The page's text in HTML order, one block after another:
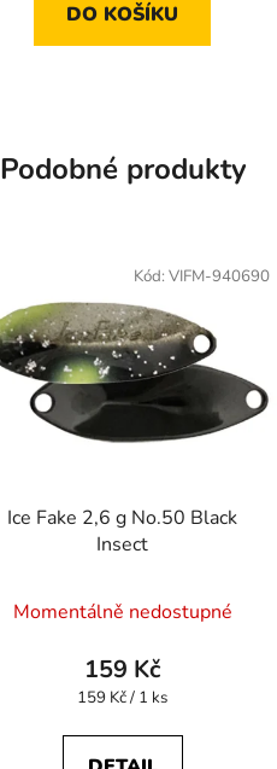
DO KOŠÍKU
Podobné produkty
Ice Fake 2,6 g No.50 Black
Insect
hodnocení
produktu
je
z
Momentálně nedostupné
159 Kč
Měrná
159 Kč / 1 ks
Kód: VIFM-940690